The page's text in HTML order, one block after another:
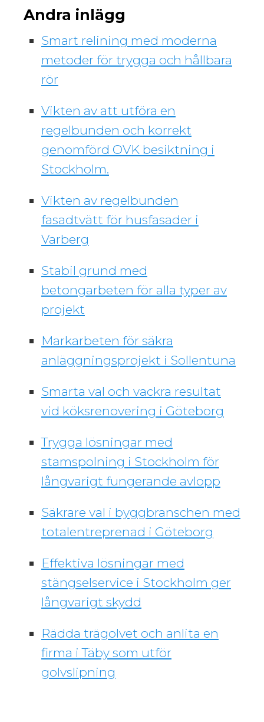
Andra inlägg
Smart relining med moderna
metoder för trygga och hållbara
rör
Vikten av att utföra en
regelbunden och korrekt
genomförd OVK besiktning i
Stockholm.
Vikten av regelbunden
fasadtvätt för husfasader i
Varberg
Stabil grund med
betongarbeten för alla typer av
projekt
Markarbeten för säkra
anläggningsprojekt i Sollentuna
Smarta val och vackra resultat
vid köksrenovering i Göteborg
Trygga lösningar med
stamspolning i Stockholm för
långvarigt fungerande avlopp
Säkrare val i byggbranschen med
totalentreprenad i Göteborg
Effektiva lösningar med
stängselservice i Stockholm ger
långvarigt skydd
Rädda trägolvet och anlita en
firma i Täby som utför
golvslipning